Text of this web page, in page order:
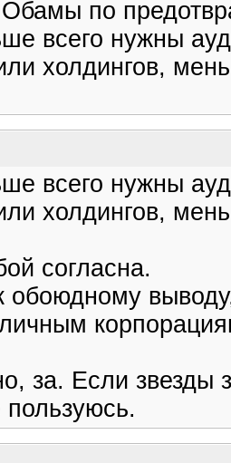
по
всего нужны
холдингов,
всего нужны
холдингов,
согласна.
за. Если звезды